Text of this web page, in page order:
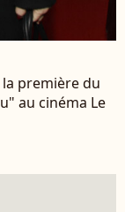
la première du
au cinéma Le